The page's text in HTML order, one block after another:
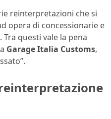
reinterpretazioni che si
opera di concessionarie e
questi vale la pena
GarageItalia Customs,